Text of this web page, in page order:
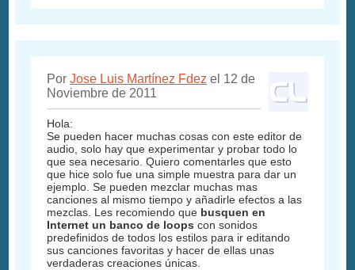
PorJose Luis Martínez Fdez el 12 de
Noviembre de 2011
Hola:
Se pueden hacer muchas cosas con este editor de
audio, solo hay que experimentar y probar todo lo
que sea necesario. Quiero comentarles que esto
que hice solo fue una simple muestra para dar un
ejemplo. Se pueden mezclar muchas mas
canciones al mismo tiempo y añadirle efectos a las
mezclas. Les recomiendo que busquen en
Internet un banco de loops con sonidos
predefinidos de todos los estilos para ir editando
sus canciones favoritas y hacer de ellas unas
verdaderas creaciones únicas.